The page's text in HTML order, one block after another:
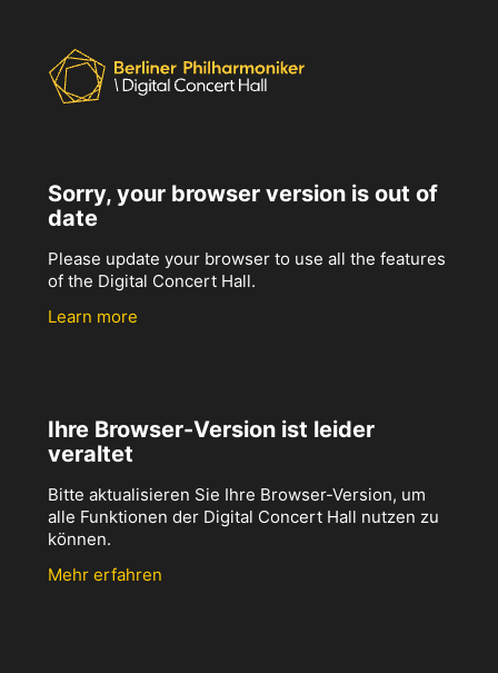
Sorry, your browser version is out of
date
Please update your browser to use all the features
of the Digital Concert Hall.
Learn more
Ihre Browser-Version ist leider
veraltet
Bitte aktualisieren Sie Ihre Browser-Version, um
alle Funktionen der Digital Concert Hall nutzen zu
können.
Mehr erfahren